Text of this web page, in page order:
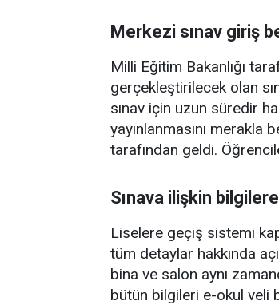
Merkezi sınav giriş
Milli Eğitim Bakanlığı
gerçekleştirilecek olan
sınav için uzun süredir
yayınlanmasını merakla
tarafından geldi.
Sınava ilişkin
Liselere geçiş sistemi
tüm detaylar hakkında
bina ve salon aynı
bütün bilgileri e-okul veli